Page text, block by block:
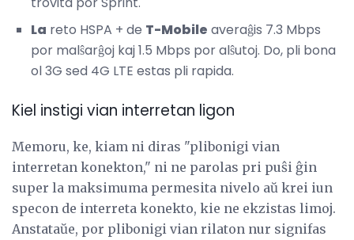
La reto HSPA + de T-Mobile averaĝis 7.3 Mbps
por malŝarĝoj kaj 1.5 Mbps por alŝutoj. Do, pli bona
ol 3G sed 4G LTE estas pli rapida.
Kiel instigi vian interretan ligon
Memoru, ke, kiam ni diras "plibonigi vian
interretan konekton," ni ne parolas pri puŝi ĝin
super la maksimuma permesita nivelo aŭ krei iun
specon de interreta konekto, kie ne ekzistas limoj.
Anstataŭe, por plibonigi vian rilaton nur signifas